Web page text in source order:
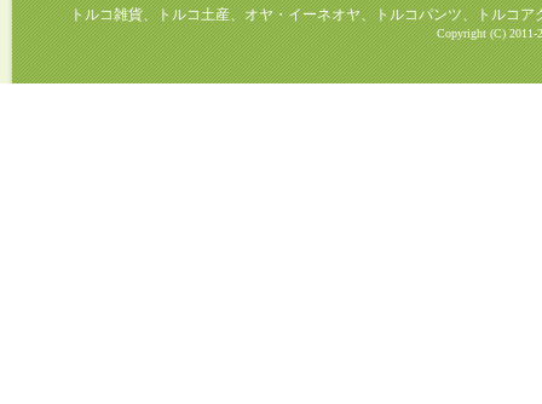
トルコ雑貨、トルコ土産、オヤ・イーネオヤ、トルコパンツ、トルコアク
Copyright (C) 2011-